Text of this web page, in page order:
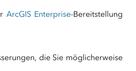
ArcGIS Enterprise-Bereitstellung
die Sie möglicherweise